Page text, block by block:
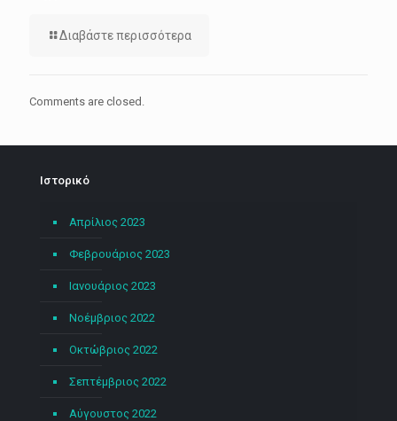
Διαβάστε περισσότερα
Comments are closed.
Ιστορικό
Απρίλιος 2023
Φεβρουάριος 2023
Ιανουάριος 2023
Νοέμβριος 2022
Οκτώβριος 2022
Σεπτέμβριος 2022
Αύγουστος 2022